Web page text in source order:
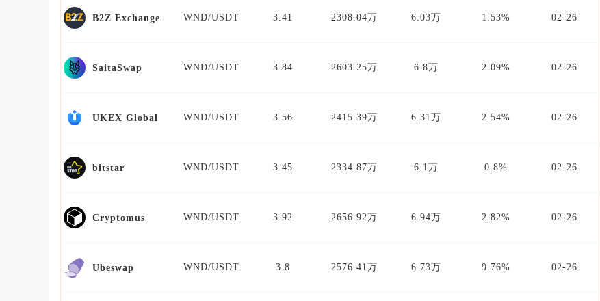
B2Z Exchange WND/USDT 3.41 2308.04万 6.03万 1.53% 02-26
SaitaSwap WND/USDT 3.84 2603.25万 6.8万 2.09% 02-26
UKEX Global WND/USDT 3.56 2415.39万 6.31万 2.54% 02-26
bitstar WND/USDT 3.45 2334.87万 6.1万 0.8% 02-26
Cryptomus WND/USDT 3.92 2656.92万 6.94万 2.82% 02-26
Ubeswap WND/USDT 3.8 2576.41万 6.73万 9.76% 02-26